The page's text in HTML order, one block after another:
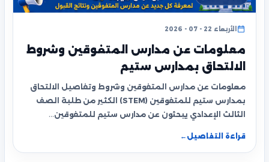
الأربعاء 22 - 07 - 2026
معلومات عن مدارس المتفوقين وشروط
الالتحاق بمدارس ستيم
معلومات عن مدارس المتفوقين وشروط وتفاصيل الالتحاق
بمدارس ستيم للمتفوقين (STEM) الكثير من طلبة الصف
الثالث الإعدادي يبحثون عن مدارس ستيم للمتفوقين…
قراءة التفاصيل ←